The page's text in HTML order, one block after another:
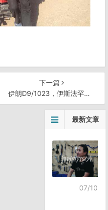
下一篇
伊朗D9/1023，伊斯法罕游客聚集中心
最新文章
07/10